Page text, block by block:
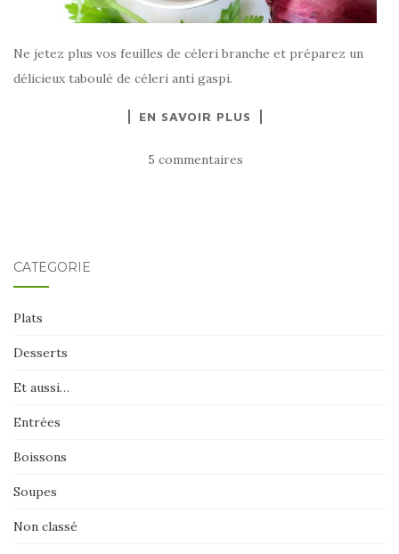
Ne jetez plus vos feuilles de céleri branche et préparez un
délicieux taboulé de céleri anti gaspi.
EN SAVOIR PLUS
5 commentaires
CATÉGORIE
Plats
Desserts
Et aussi…
Entrées
Boissons
Soupes
Non classé